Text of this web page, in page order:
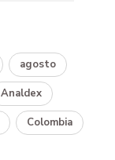
agosto
Analdex
Colombia